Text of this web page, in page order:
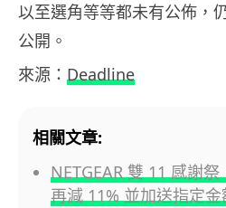
以至選角等等都未有公佈，
公開。
來源： Deadline
相關文章:
NETGEAR 雙 11 感謝
再減 11% 並加送指定